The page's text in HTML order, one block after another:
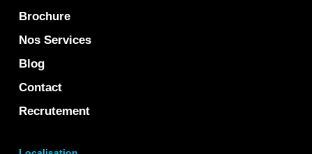
Brochure
Nos Services
Blog
Contact
Recrutement